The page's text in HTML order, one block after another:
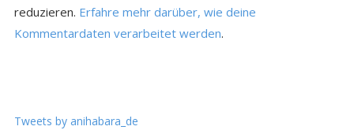
reduzieren. Erfahre mehr darüber, wie deine
Kommentardaten verarbeitet werden.
Tweets by anihabara_de